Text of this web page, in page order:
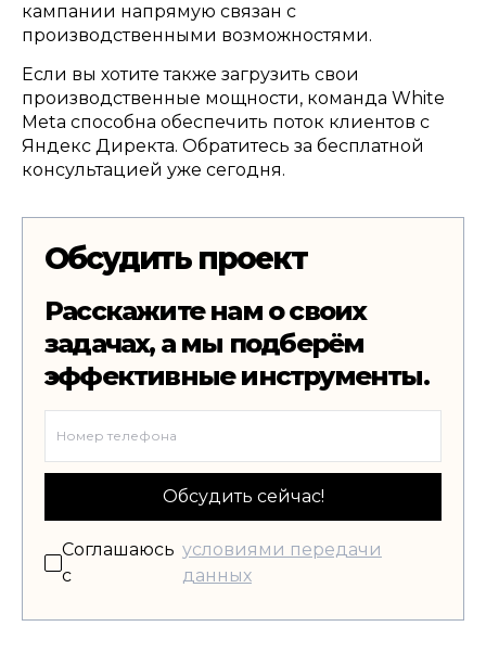
кампании напрямую связан с
производственными возможностями.
Если вы хотите также загрузить свои
производственные мощности, команда White
Meta способна обеспечить поток клиентов с
Яндекс Директа. Обратитесь за бесплатной
консультацией уже сегодня.
Обсудить проект
Расскажите нам о своих
задачах, а мы подберём
эффективные инструменты.
Обсудить сейчас!
Соглашаюсь
с
условиями передачи
данных